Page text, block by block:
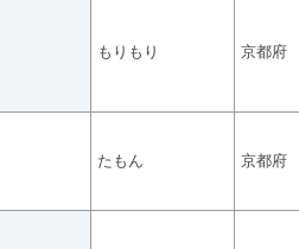
もりもり 京都府
たもん 京都府